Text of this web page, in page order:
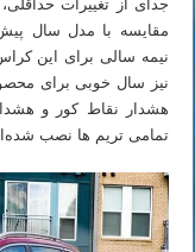
مقایسه با مدل سال
نیز سال خوبی برای
هشدار نقاط کور و
تمامی تریم ها نصب